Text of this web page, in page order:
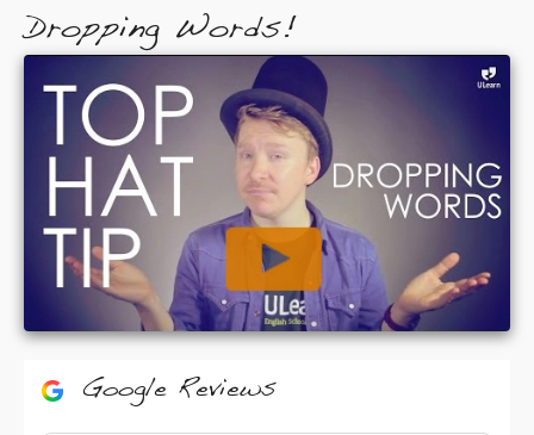
Dropping Words!
Google Reviews